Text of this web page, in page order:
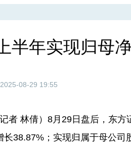
半年实现归母
2025-08-29 19:55
者 林倩）8月29日盘后，东
38.87%；实现归属于母公司